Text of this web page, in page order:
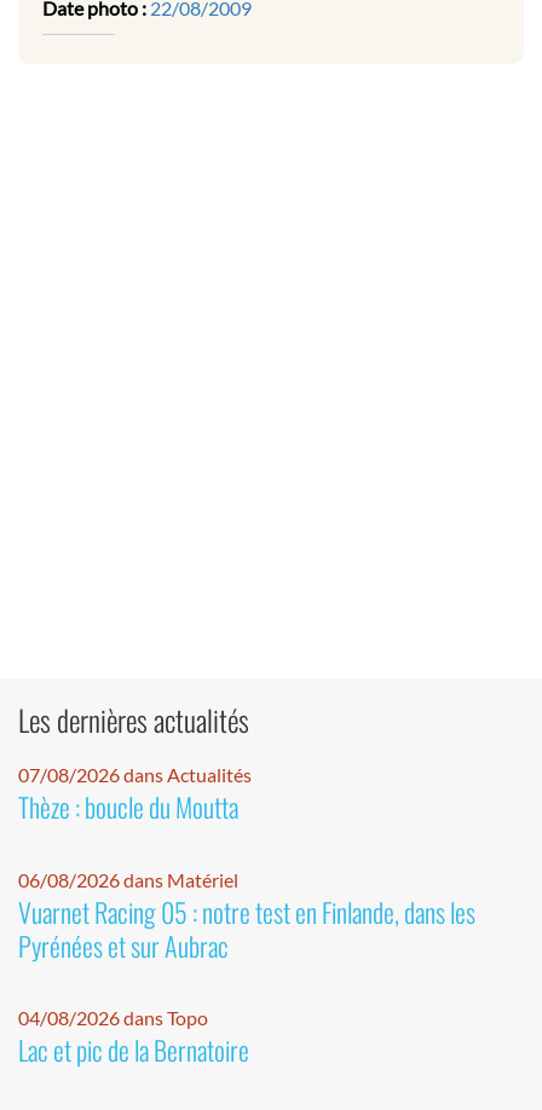
Date photo : 22/08/2009
Les dernières actualités
07/08/2026 dans Actualités
Thèze : boucle du Moutta
06/08/2026 dans Matériel
Vuarnet Racing 05 : notre test en Finlande, dans les
Pyrénées et sur Aubrac
04/08/2026 dans Topo
Lac et pic de la Bernatoire